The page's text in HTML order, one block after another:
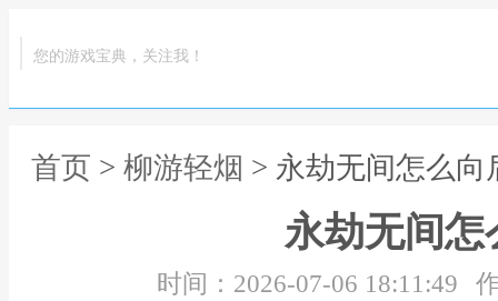
您的游戏宝典，关注我！
首页 > 柳游轻烟 > 永劫无间怎么向
永劫无间怎
时间：2026-07-06 18:11:49